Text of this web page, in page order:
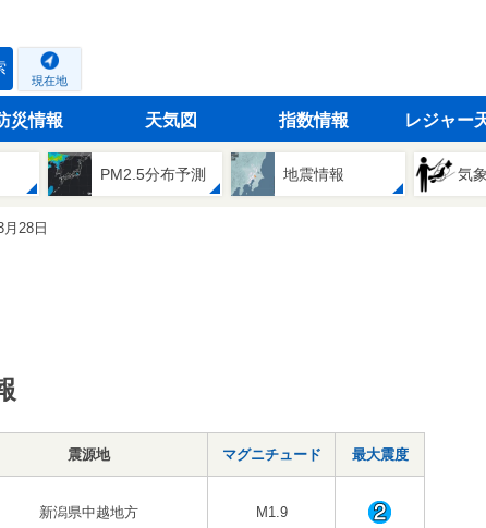
現在地
災情報 天気図 指数情報 レジャー
PM2.5分布予測 地震情報 気
28日
震源地 マグニチュード 最大震度
新潟県中越地方 M1.9